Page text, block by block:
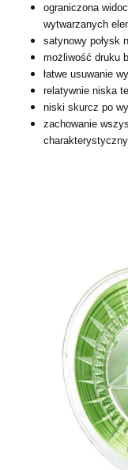
ograniczona
wytwarzanych
satynowy połysk
możliwość druku
łatwe usuwanie
relatywnie niska
niski skurcz po
zachowanie